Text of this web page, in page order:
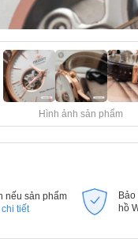
Hình ảnh sản phẩm
nếu sản phẩm
chi tiết
Bảo
hồ